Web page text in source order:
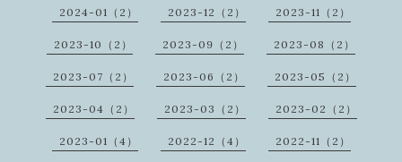
2024-01（2） 2023-12（2） 2023-11（2）
2023-10（2） 2023-09（2） 2023-08（2）
2023-07（2） 2023-06（2） 2023-05（2）
2023-04（2） 2023-03（2） 2023-02（2）
2023-01（4） 2022-12（4） 2022-11（2）